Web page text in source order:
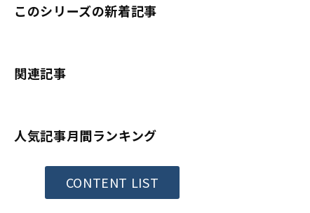
このシリーズの新着記事
関連記事
人気記事月間ランキング
CONTENT LIST